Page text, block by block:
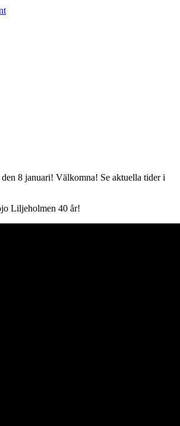
den 8 januari! Välkomna! Se aktuella tider i
Liljeholmen 40 år!